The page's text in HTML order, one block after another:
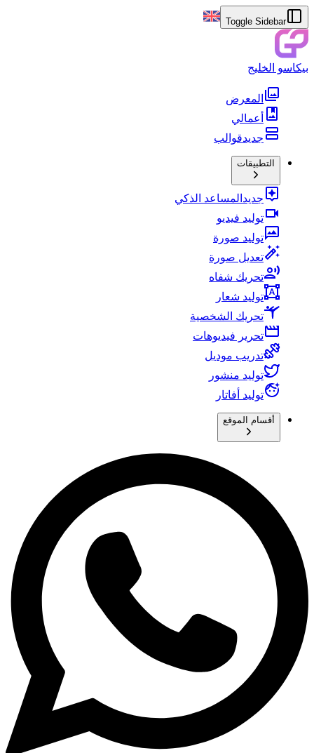
Toggle Sidebar
بيكاسو الخليج
المعرض
أعمالي
جديدقوالب
التطبيقات
جديد المساعد الذكي
توليد فيديو
توليد صورة
تعديل صورة
تحريك شفاه
توليد شعار
تحريك الشخصية
تحرير فيديوهات
تدريب موديل
توليد منشور
توليد أفاتار
أقسام الموقع